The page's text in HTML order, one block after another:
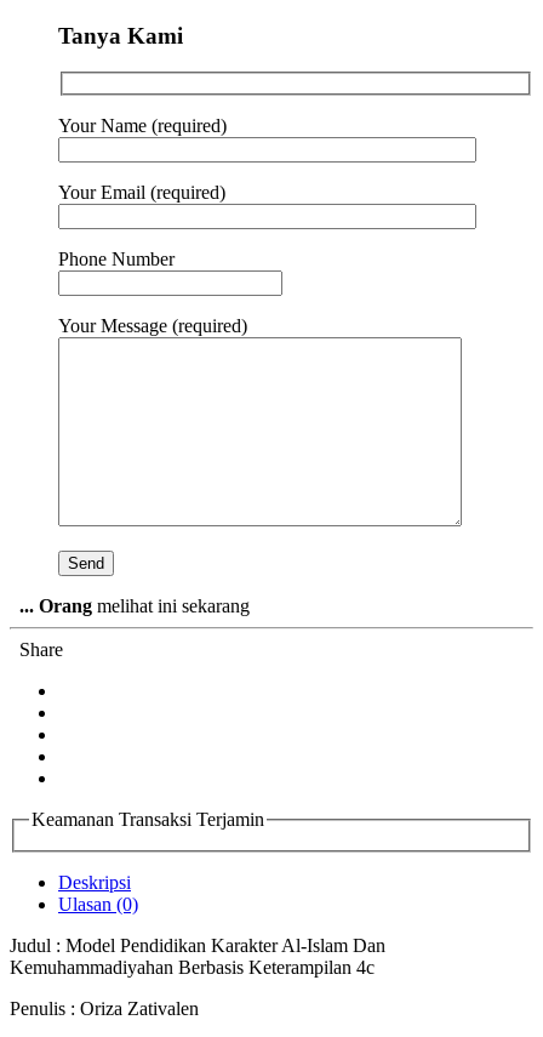
Tanya Kami
Your Name (required)
Your Email (required)
Phone Number
Your Message (required)
... Orang melihat ini sekarang
Share
Keamanan Transaksi Terjamin
Deskripsi
Ulasan (0)
Judul : Model Pendidikan Karakter Al-Islam Dan
Kemuhammadiyahan Berbasis Keterampilan 4c
Penulis : Oriza Zativalen